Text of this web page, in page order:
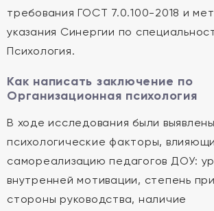
требования ГОСТ 7.0.100-2018 и
указания Синергии по
Психология.
Как написать заключение по
Организационная психология
В ходе исследования были
психологические факторы,
самореализацию педагогов ДОУ:
внутренней мотивации, степень
стороны руководства, наличие